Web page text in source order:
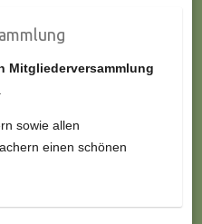
Mitgliederversammlung
sowie allen
einen schönen